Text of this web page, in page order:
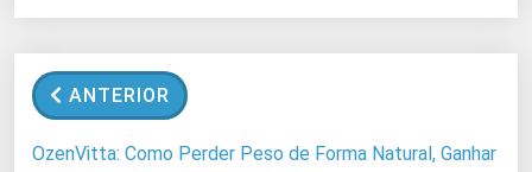
ANTERIOR
OzenVitta: Como Perder Peso de Forma Natural, Ganhar